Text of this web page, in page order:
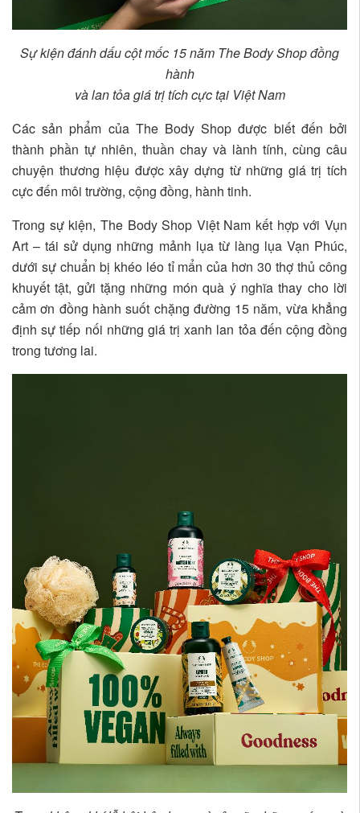
Sự kiện đánh dấu cột mốc 15 năm The Body Shop đồng
hành
và lan tỏa giá trị tích cực tại Việt Nam
Các sản phẩm của The Body Shop được biết đến bởi
thành phần tự nhiên, thuần chay và lành tính, cùng câu
chuyện thương hiệu được xây dựng từ những giá trị tích
cực đến môi trường, cộng đồng, hành tinh.
Trong sự kiện, The Body Shop Việt Nam kết hợp với Vụn
Art – tái sử dụng những mảnh lụa từ làng lụa Vạn Phúc,
dưới sự chuẩn bị khéo léo tỉ mẩn của hơn 30 thợ thủ công
khuyết tật, gửi tặng những món quà ý nghĩa thay cho lời
cảm ơn đồng hành suốt chặng đường 15 năm, vừa khẳng
định sự tiếp nối những giá trị xanh lan tỏa đến cộng đồng
trong tương lai.